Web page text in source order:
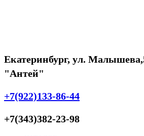
Екатеринбург, ул.
"Антей"
+7(922)133-86-44
+7(343)382-23-98